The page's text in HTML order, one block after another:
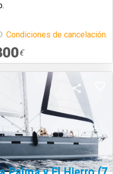
Condiciones de cancelación.
€